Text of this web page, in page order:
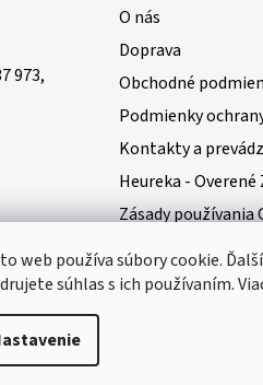
web používa súbory cookie.
súhlas s ich používaním.
973,
O nás
Doprava
Obchodné
Podmienky
Kontakty a
Heureka -
Zásady používania
Moja objednávka
POUČENIE O
vyhradené.